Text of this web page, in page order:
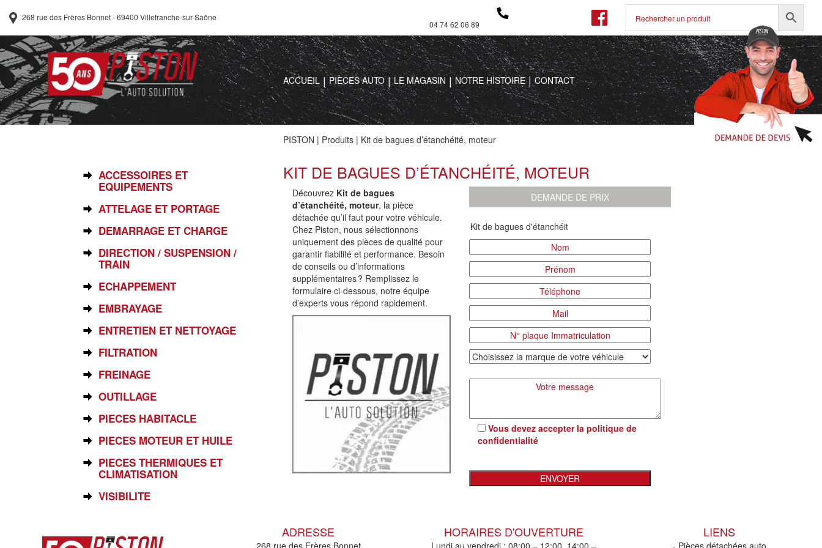
268 rue des Frères Bonnet - 69400 Villefranche-sur-Saône
04 74 62 06 89
ACCUEIL PIÈCES AUTO LE MAGASIN NOTRE HISTOIRE CONTACT
PISTON | Produits | Kit de bagues d’étanchéité, moteur
ACCESSOIRES ET
EQUIPEMENTS
ATTELAGE ET PORTAGE
DEMARRAGE ET CHARGE
DIRECTION / SUSPENSION /
TRAIN
ECHAPPEMENT
EMBRAYAGE
ENTRETIEN ET NETTOYAGE
FILTRATION
FREINAGE
OUTILLAGE
PIECES HABITACLE
PIECES MOTEUR ET HUILE
PIECES THERMIQUES ET
CLIMATISATION
VISIBILITE
KIT DE BAGUES D’ÉTANCHÉITÉ, MOTEUR
Découvrez Kit de bagues
d’étanchéité, moteur, la pièce
détachée qu’il faut pour votre véhicule.
Chez Piston, nous sélectionnons
uniquement des pièces de qualité pour
garantir fiabilité et performance. Besoin
de conseils ou d’informations
supplémentaires ? Remplissez le
formulaire ci-dessous, notre équipe
d’experts vous répond rapidement.
DEMANDE DE PRIX
Vous devez accepter la politique de
confidentialité
ADRESSE HORAIRES D'OUVERTURE LIENS